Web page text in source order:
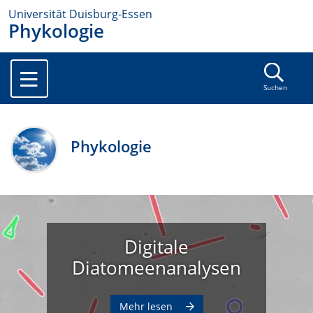
Universität Duisburg-Essen
Phykologie
Suchen
Phykologie
Digitale
Diatomeenanalysen
Mehr lesen